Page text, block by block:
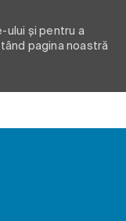
ului și pentru a
pagina noastră